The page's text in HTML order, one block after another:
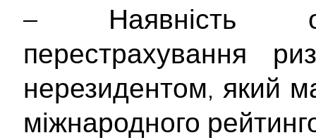
– Наявність
перестрахування
нерезидентом, який
міжнародного